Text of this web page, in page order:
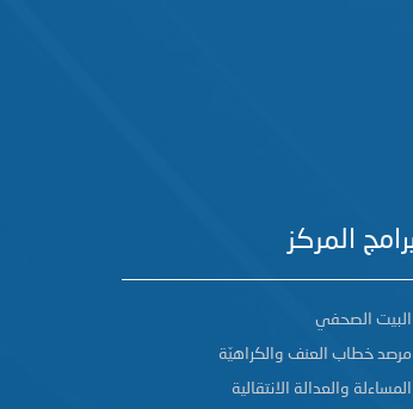
المركز
البيت الصحفي
مرصد خطاب العنف والكراهيّة
المساءلة والعدالة الانتقالية